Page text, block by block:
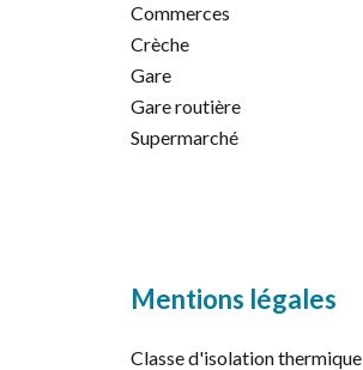
Commerces
Crèche
Gare
Gare routière
Supermarché
Mentions légales
Classe d'isolation thermique